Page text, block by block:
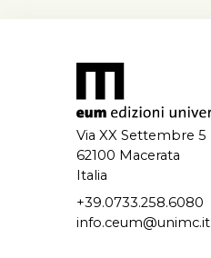
Via XX Settembre 5
62100 Macerata
Italia
+39.0733.258.6080
info.ceum@unimc.it